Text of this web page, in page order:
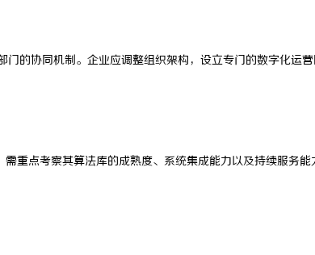
门的协同机制。企业应调整组织架构，设立专门的数字化运
重点考察其算法库的成熟度、系统集成能力以及持续服务